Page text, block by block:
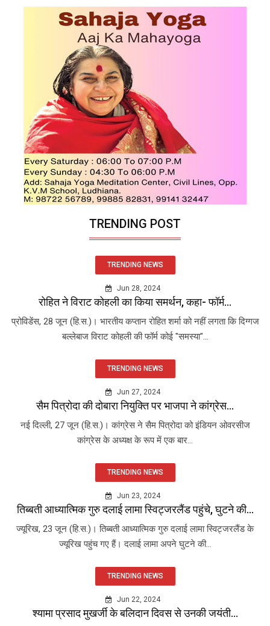
TRENDING POST
TRENDING NEWS
Jun 28, 2024
रोहित ने विराट कोहली का किया समर्थन, कहा- फॉर्म...
प्रोविडेंस, 28 जून (हि.स.)। भारतीय कप्तान रोहित शर्मा को नहीं लगता कि दिग्गज
बल्लेबाज विराट कोहली की फॉर्म कोई "समस्या"...
TRENDING NEWS
Jun 27, 2024
सैम पित्रोदा की दोबारा नियुक्ति पर भाजपा ने कांग्रेस...
नई दिल्ली, 27 जून (हि.स.)। कांग्रेस ने सैम पित्रोदा को इंडियन ओवरसीज
कांग्रेस के अध्यक्ष के रूप में एक बार...
TRENDING NEWS
Jun 23, 2024
तिब्बती आध्यात्मिक गुरु दलाई लामा स्विट्जरलैंड पहुंचे, घुटने की...
ज्यूरिख, 23 जून (हि.स.)। तिब्बती आध्यात्मिक गुरु दलाई लामा स्विट्जरलैंड के
ज्यूरिख पहुंच गए हैं। दलाई लामा अपने घुटने की...
TRENDING NEWS
Jun 22, 2024
श्यामा प्रसाद मुखर्जी के बलिदान दिवस से उनकी जयंती...